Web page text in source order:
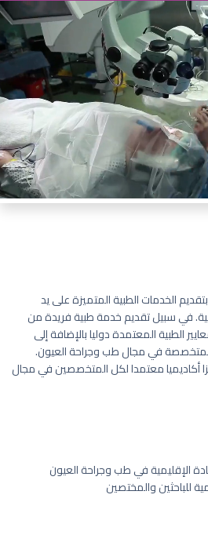
الخدمات الطبية المتميزة على يد
في سبيل تقديم خدمة طبية فريدة من
الطبية المعتمدة دوليا بالإضافة إلى
المتخصصة في مجال طب وجراحة العيون.
معتمدا لكل المتخصصين في مجال
الإقليمية في طب وجراحة العيون
للباحثين والمختصين